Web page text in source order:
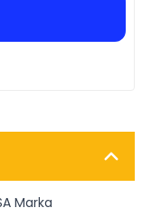
Marka